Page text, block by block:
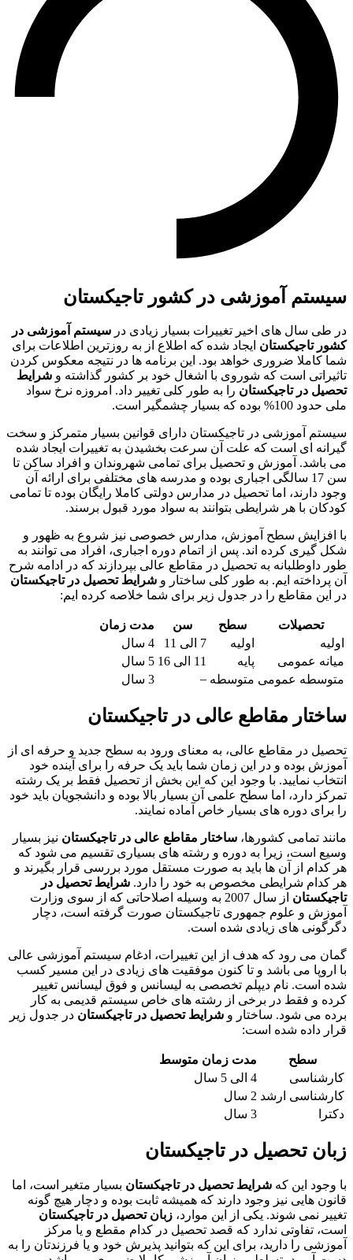
سیستم آموزشی در کشور تاجیکستان
در طی سال های اخیر تغییرات بسیار زیادی در سیستم آموزشی در
کشور تاجیکستان ایجاد شده که اطلاع از به روزترین اطلاعات برای
شما کاملا ضروری خواهد بود. این برنامه ها در نتیجه معکوس کردن
تاثیراتی است که شوروی با اشغال خود بر کشور گذاشته و شرایط
تحصیل در تاجیکستان را به طور کلی تغییر داد. امروزه نرخ سواد
ملی حدود 100% بوده که بسیار چشمگیر است.
سیستم آموزشی در تاجیکستان دارای قوانین بسیار متمرکز و سخت
گیرانه ای است که علت آن سرعت بخشیدن به تغییرات ایجاد شده
می باشد. آموزش و تحصیل برای تمامی شهروندان و افراد ساکن تا
سن 17 سالگی اجباری بوده و مدرسه های مختلفی برای ارائه آن
وجود دارند، اما تحصیل در مدارس دولتی کاملا رایگان بوده تا تمامی
کودکان با هر شرایطی بتوانند به سواد مورد قبول برسند.
با افزایش سطح آموزش، مدارس خصوصی نیز شروع به ظهور و
شکل گیری کرده اند. پس از اتمام دوره اجباری، افراد می توانند به
طور داوطلبانه به تحصیل در مقاطع عالی بپردازند که در ادامه شرح
آن پرداخته ایم. به طور کلی ساختار و شرایط تحصیل در تاجیکستان
در این مقاطع را در جدول زیر برای شما خلاصه کرده ایم:
تحصیلات سطح سن
مدت زمان
اولیه
اولیه 7 الی 11
4 سال
میانه عمومی
پایه 11 الی 16
5 سال
متوسطه عمومی متوسطه – 3 سال
ساختار مقاطع عالی در تاجیکستان
تحصیل در مقاطع عالی، به معنای ورود به سطح جدید و حرفه ای از
آموزش بوده و در این زمان شما باید یک حرفه را برای آینده خود
انتخاب نمایید. با وجود این که این بخش از تحصیل فقط بر یک رشته
تمرکز دارد، اما سطح علمی آن بسیار بالا بوده و دانشجویان باید خود
را برای دوره های بسیار خاص آماده نمایند.
مانند تمامی کشورها، ساختار مقاطع عالی در تاجیکستان نیز بسیار
وسیع است، زیرا به دوره و رشته های بسیاری تقسیم می شود که
هر کدام از آن ها باید به صورت مستقل مورد بررسی قرار بگیرند و
هر کدام شرایطی مخصوص به خود را دارد. شرایط تحصیل در
تاجیکستان
از سال 2007 به وسیله اصلاحاتی که از سوی وزارت
آموزش و علوم جمهوری تاجیکستان صورت گرفته است، دچار
دگرگونی های زیادی شده است.
گمان می رود که هدف از این تغییرات، ادغام سیستم آموزشی عالی
با اروپا می باشد و تا کنون موفقیت های زیادی در این مسیر کسب
شده است. نام دیپلم تخصصی به لیسانس و فوق لیسانس تغییر
کرده و فقط در برخی از رشته های خاص سیستم قدیمی به کار
برده می شود. ساختار و شرایط تحصیل در تاجیکستان در جدول زیر
قرار داده شده است:
سطح
مدت زمان متوسط
کارشناسی
4 الی 5 سال
کارشناسی ارشد 2 سال
دکترا
3 سال
زبان تحصیل در تاجیکستان
با وجود این که شرایط تحصیل در تاجیکستان بسیار متغیر است، اما
قانون هایی نیز وجود دارند که همیشه ثابت بوده و دچار هیچ گونه
تغییر نمی شوند. یکی از این موارد، زبان تحصیل در تاجیکستان
است، تفاوتی ندارد که قصد تحصیل در کدام مقطع و یا مرکز
آموزشی را دارید، برای این که بتوانید پذیرش خود و یا فرزندتان را به